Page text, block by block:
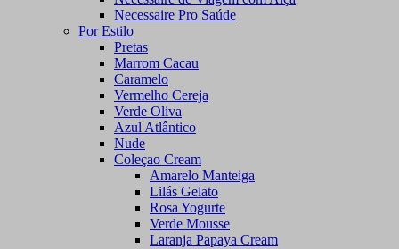
Necessaire Pro Saúde
Por Estilo
Pretas
Marrom Cacau
Caramelo
Vermelho Cereja
Verde Oliva
Azul Atlântico
Nude
Coleçao Cream
Amarelo Manteiga
Lilás Gelato
Rosa Yogurte
Verde Mousse
Laranja Papaya Cream